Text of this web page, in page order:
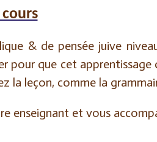
& de pensée juive
pour que cet apprentissage
la leçon, comme la
enseignant et vous